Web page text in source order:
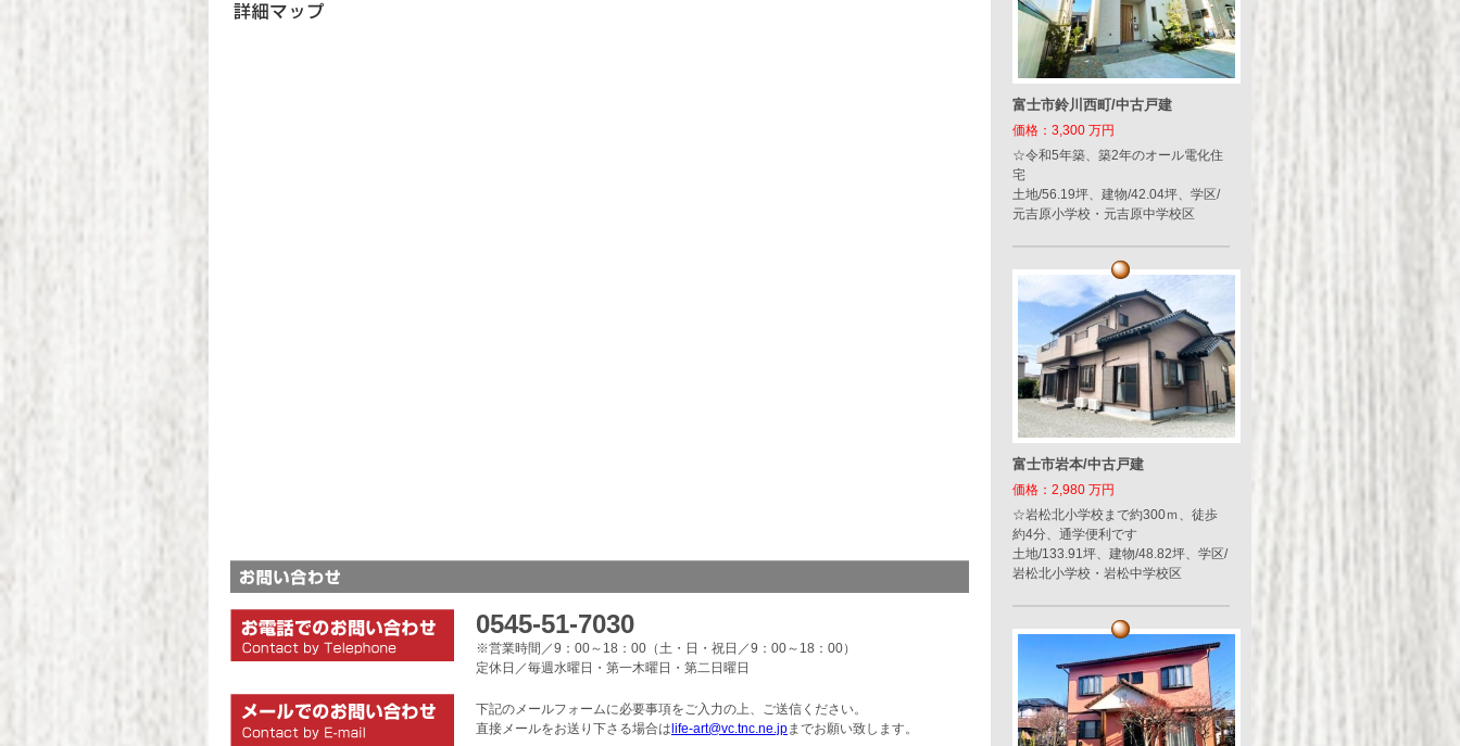
0545-51-7030
※営業時間／9：00～18：00（土・日・祝日／9：00～18：00）
定休日／毎週水曜日・第一木曜日・第二日曜日
下記のメールフォームに必要事項をご入力の上、ご送信ください。
直接メールをお送り下さる場合は life-art@vc.tnc.ne.jpまでお願い致します。
富士市鈴川西町/中古戸建
価格：3,300 万円
☆令和5年築、築2年のオール電化住
宅
土地/56.19坪、建物/42.04坪、学区/
元吉原小学校・元吉原中学校区
富士市岩本/中古戸建
価格：2,980 万円
☆岩松北小学校まで約300ｍ、徒歩
約4分、通学便利です
土地/133.91坪、建物/48.82坪、学区/
岩松北小学校・岩松中学校区